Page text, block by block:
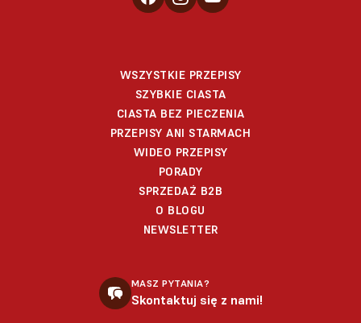
WSZYSTKIE PRZEPISY
SZYBKIE CIASTA
CIASTA BEZ PIECZENIA
PRZEPISY ANI STARMACH
WIDEO PRZEPISY
PORADY
SPRZEDAŻ B2B
O BLOGU
NEWSLETTER
MASZ PYTANIA?
Skontaktuj się z nami!